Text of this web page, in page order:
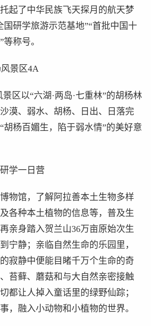
起了中华民族飞天探月的航天梦
国研学旅游示范基地”“首批中国十
称号。
景区4A
区以“六湖·两岛·七重林”的胡杨林
漠、弱水、胡杨、日出、日落完
胡杨百媚生，陷于弱水情”的美好意
学一日营
物馆，了解阿拉善本土生物多样
各种本土植物的信息等，普及生
亲身踏入贺兰山36万亩原始次生
宁静；亲临自然生命的乐园里，
寂静中便能目睹千万个生命的奇
苔藓、蘑菇和与大自然亲密接触
都让人掉入童话里的绿野仙踪；
，融入小动物和小植物的世界。